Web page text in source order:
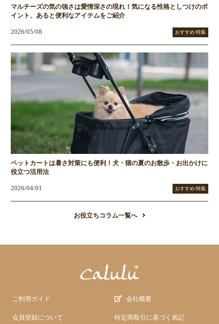
マルチーズの気の強さは愛情深さの現れ！気になる性格としつけのポ
イント、あると便利なアイテムをご紹介
2026/05/08 おすすめ/特集
ペットカートは暑さ対策にも便利！犬・猫の夏のお散歩・お出かけに
役立つ活用法
2026/04/01 おすすめ/特集
お役立ちコラム一覧へ
ご利用ガイド
会員登録について
会社概要
特定商取引に基づく表記